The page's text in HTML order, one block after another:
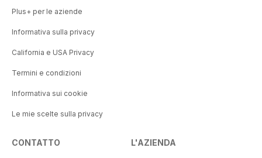
Plus+ per le aziende
Informativa sulla privacy
California e USA Privacy
Termini e condizioni
Informativa sui cookie
Le mie scelte sulla privacy
CONTATTO L'AZIENDA